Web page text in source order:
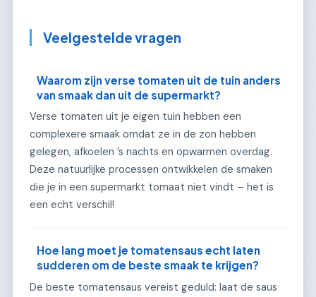
Veelgestelde vragen
Waarom zijn verse tomaten uit de tuin anders
van smaak dan uit de supermarkt?
Verse tomaten uit je eigen tuin hebben een
complexere smaak omdat ze in de zon hebben
gelegen, afkoelen ’s nachts en opwarmen overdag.
Deze natuurlijke processen ontwikkelen de smaken
die je in een supermarkt tomaat niet vindt – het is
een echt verschil!
Hoe lang moet je tomatensaus echt laten
sudderen om de beste smaak te krijgen?
De beste tomatensaus vereist geduld: laat de saus